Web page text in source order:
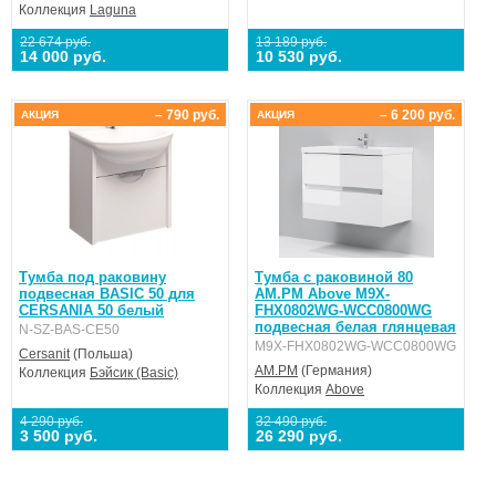
Коллекция Laguna
22 674 руб.
14 000 руб.
13 189 руб.
10 530 руб.
Тумба под раковину
подвесная BASIC 50 для
CERSANIA 50 белый
N-SZ-BAS-CE50
Cersanit (Польша)
Коллекция Бэйсик (Basic)
4 290 руб.
3 500 руб.
– 790 руб.
АКЦИЯ
Тумба с раковиной 80
AM.PM Above M9X-
FHX0802WG-WCC0800WG
подвесная белая глянцевая
M9X-FHX0802WG-WCC0800WG
AM.PM (Германия)
КоллекцияAbove
32 490 руб.
26 290 руб.
– 6 200 руб.
АКЦИЯ